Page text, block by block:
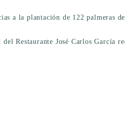
a la plantación de 122
Restaurante José Carlos